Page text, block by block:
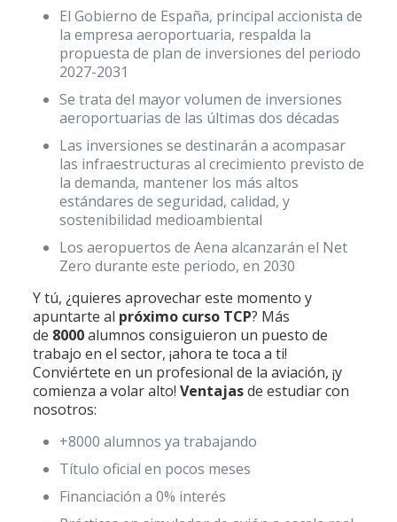
El Gobierno de España, principal accionista de
la empresa aeroportuaria, respalda la
propuesta de plan de inversiones del periodo
2027-2031
Se trata del mayor volumen de inversiones
aeroportuarias de las últimas dos décadas
Las inversiones se destinarán a acompasar
las infraestructuras al crecimiento previsto de
la demanda, mantener los más altos
estándares de seguridad, calidad, y
sostenibilidad medioambiental
Los aeropuertos de Aena alcanzarán el Net
Zero durante este periodo, en 2030
Y tú, ¿quieres aprovechar este momento y
apuntarte al próximo curso TCP? Más
de 8000alumnos consiguieron un puesto de
trabajo en el sector, ¡ahora te toca a ti!
Conviértete en un profesional de la aviación, ¡y
comienza a volar alto! Ventajasde estudiar con
nosotros:
+8000 alumnos ya trabajando
Título oficial en pocos meses
Financiación a 0% interés